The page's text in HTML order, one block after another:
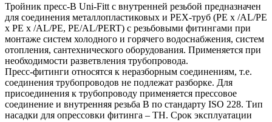
Тройник пресс-B Uni-Fitt с внутренней резьбой предназначен
для соединения металлопластиковых и РЕХ-труб (PE x /AL/PE
x PE x /AL/PE, PE/AL/PERT) с резьбовыми фитингами при
монтаже систем холодного и горячего водоснабжения, систем
отопления, сантехнического оборудования. Применяется при
необходимости разветвления трубопровода.
Пресс-фитинги относятся к неразборным соединениям, т.е.
соединения трубопроводов не подлежат разборке. Для
присоединения к трубопроводу применяется прессовое
соединение и внутренняя резьба B по стандарту ISO 228. Тип
насадки для опрессовки фитинга – TH. Срок эксплуатации